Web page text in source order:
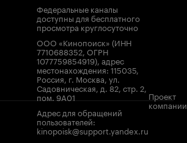
Федеральные каналы
доступны для бесплатного
просмотра круглосуточно
ООО «Кинопоиск» (ИНН
7710688352, ОГРН
1077759854919), адрес
местонахождения: 115035,
Россия, г. Москва, ул.
Садовническая, д. 82, стр. 2,
пом. 9А01
Адрес для обращений
пользователей:
kinopoisk@support.yandex.ru
Проект
компании